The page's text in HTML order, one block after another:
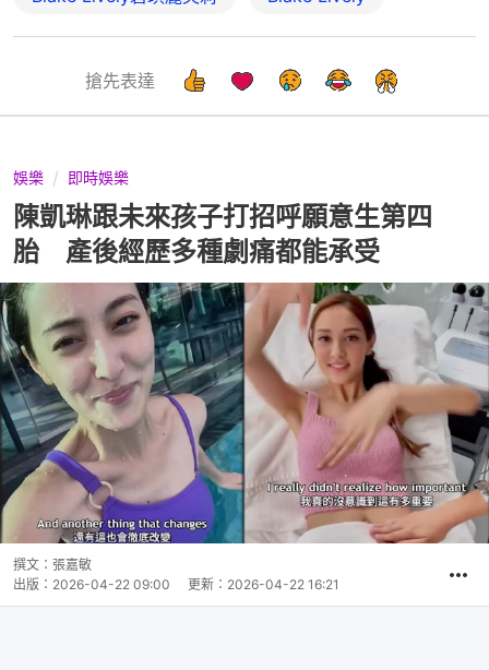
搶先表達
娛樂 即時娛樂
陳凱琳跟未來孩子打招呼願意生第四
胎 產後經歷多種劇痛都能承受
撰文： 張嘉敏
出版： 2026-04-22 09:00 更新： 2026-04-22 16:21